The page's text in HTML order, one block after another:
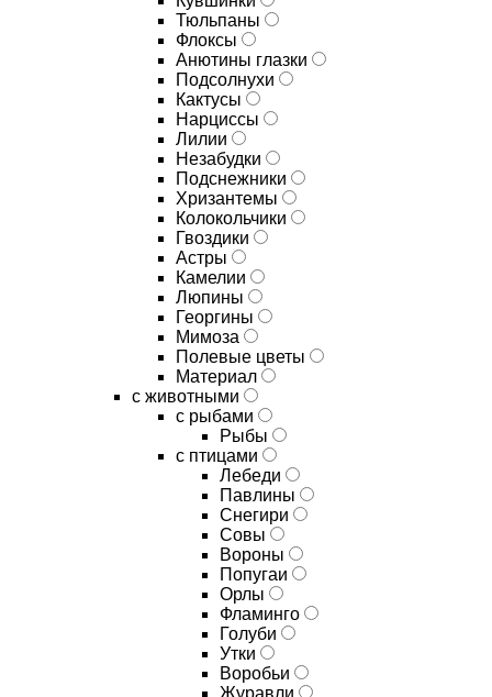
Тюльпаны
Флоксы
Анютины глазки
Подсолнухи
Кактусы
Нарциссы
Лилии
Незабудки
Подснежники
Хризантемы
Колокольчики
Гвоздики
Астры
Камелии
Люпины
Георгины
Мимоза
Полевые цветы
Материал
с животными
с рыбами
Рыбы
с птицами
Лебеди
Павлины
Снегири
Совы
Вороны
Попугаи
Орлы
Фламинго
Голуби
Утки
Воробьи
Журавли